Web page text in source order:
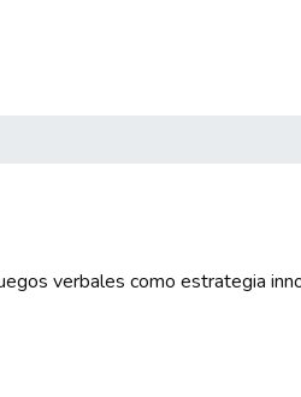
verbales como estrategia